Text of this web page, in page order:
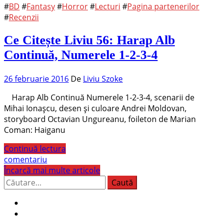
#BD #Fantasy#Horror#Lecturi #Pagina partenerilor
#Recenzii
Ce Citește Liviu 56: Harap Alb
Continuă, Numerele 1-2-3-4
26 februarie 2016 De Liviu Szoke
Harap Alb Continuă Numerele 1-2-3-4, scenarii de
Mihai Ionașcu, desen și culoare Andrei Moldovan,
storyboard Octavian Ungureanu, foileton de Marian
Coman: Haiganu
Continuă lectura
comentariu
Încarcă mai multe articole
Caută
după: